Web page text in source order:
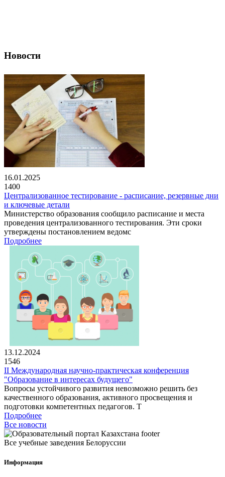
Новости
16.01.2025
1400
Централизованное тестирование - расписание, резервные дни
и ключевые детали
Министерство образования сообщило расписание и места
проведения централизованного тестирования. Эти сроки
утверждены постановлением ведомс
Подробнее
13.12.2024
1546
II Международная научно-практическая конференция
"Образование в интересах будущего"
Вопросы устойчивого развития невозможно решить без
качественного образования, активного просвещения и
подготовки компетентных педагогов. Т
Подробнее
Все новости
Все учебные заведения Белоруссии
Информация